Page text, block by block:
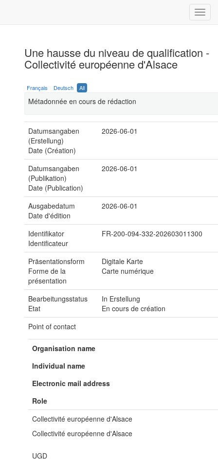
Une hausse du niveau de qualification -
Collectivité européenne d'Alsace
Français Deutsch All
Métadonnée en cours de rédaction
Datumsangaben
(Erstellung)
Date (Création)
2026-06-01
Datumsangaben
(Publikation)
Date (Publication)
2026-06-01
Ausgabedatum
Date d'édition
2026-06-01
Identifikator
Identificateur
FR-200-094-332-202603011300
Präsentationsform
Forme de la
présentation
Digitale Karte
Carte numérique
Bearbeitungsstatus
Etat
In Erstellung
En cours de création
Point of contact
Organisation name
Individual name
Electronic mail address
Role
Collectivité européenne d'Alsace
Collectivité européenne d'Alsace
UGD